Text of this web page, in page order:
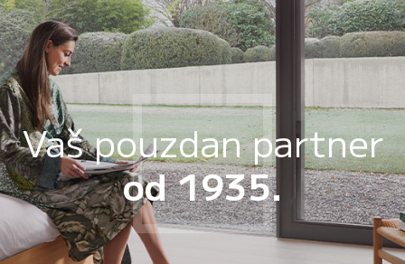
Vaš pouzdan partner
od 1935.